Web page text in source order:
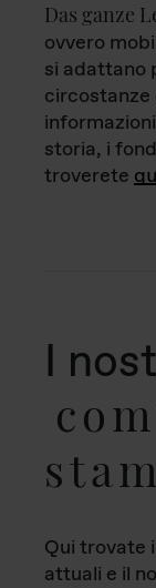
Das ganze
ovvero
si adattano
circostanze
storia, i
troverete
I
Qui trovate
attuali e il